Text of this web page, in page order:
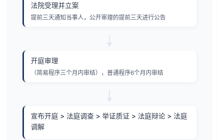
法院受理并立案
提前三天通知当事人，公开审理的提前三天进行公告
开庭审理
（简易程序三个月内审结），普通程序6个月内审结
宣布开庭 > 法庭调查 > 举证质证 > 法庭辩论 > 法庭
调解